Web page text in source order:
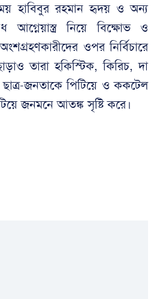
হাবিবুর রহমান হৃদয় ও অন্য
আগ্নেয়াস্ত্র নিয়ে বিক্ষোভ ও
ওপর নির্বিচারে
তারা হকিস্টিক, কিরিচ, দা
ছাত্র-জনতাকে পিটিয়ে ও ককটেল
জনমনে আতঙ্ক সৃষ্টি করে।